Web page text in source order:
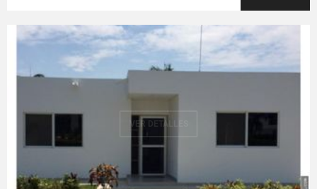
VER DETALLES